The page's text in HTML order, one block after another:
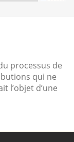
processus de
qui ne
l’objet d’une